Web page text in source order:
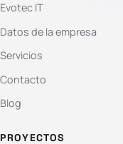
Evotec IT
Datos de la empresa
Servicios
Contacto
Blog
PROYECTOS